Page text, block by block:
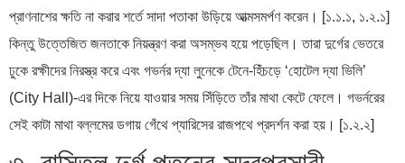
প্রাণনাশের ক্ষতি না করার শর্তে সাদা পতাকা উড়িয়ে আত্মসমর্পণ করেন। [১.১.১, ১.২.১]
কিন্তু উত্তেজিত জনতাকে নিয়ন্ত্রণ করা অসম্ভব হয়ে পড়েছিল। তারা দুর্গের ভেতরে
ঢুকে রক্ষীদের নিরস্ত্র করে এবং গভর্নর দ্যা লুনেকে টেনে-হিঁচড়ে ‘হোটেল দ্যা ভিলি’
(City Hall)-এর দিকে নিয়ে যাওয়ার সময় সিঁড়িতে তাঁর মাথা কেটে ফেলে। গভর্নরের
সেই কাটা মাথা বল্লমের ডগায় গেঁথে প্যারিসের রাজপথে প্রদর্শন করা হয়। [১.২.২]